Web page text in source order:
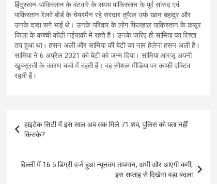
हिंदुस्तान-पाकिस्तान के बंटवारे के समय पाकिस्तान के पूर्व सांसद एवं
पाकिस्तान रेलवे बोर्ड के चेयरमैन रहे सरदार तुफैल उर्फ खान बहादुर और
उनके दादा सगे भाई थे। उनके परिवार के लोग फिलहाल पाकिस्तान के कसूर
जिला के कच्ची कोठी नईयाकी में रहते हैं। उनके जरिए ही सामिया का रिश्ता
तय हुआ था। हसन अली और सामिया की बेटी का नाम हेलेना हसन अली है।
सामिया ने 6 अप्रैल 2021 को बेटी को जन्म दिया। सामिया आरजू अपनी
खूबसूरती के कारण चर्चा में रहती हैं। वह सोशल मीडिया पर काफी एक्टिव
रहती हैं।
navigation
हाइटेक सिटी में इस साल अब तक मिले 71 शव, पुलिस को पता नहीं
किसके?
दिल्ली में 16.5 डिग्री दर्ज हुआ न्यूनतम तापमान, अभी और आएगी कमी;
इस सप्ताह से दिखेगा बड़ा बदला